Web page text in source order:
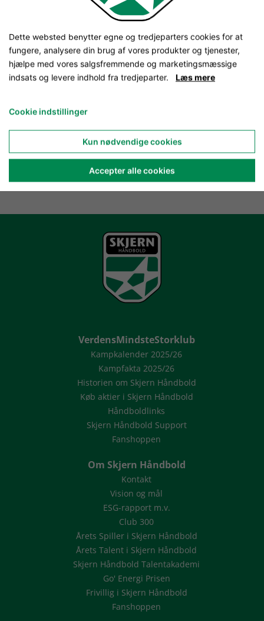
VerdensMindsteStorklub
Kampkalender 2025/26
Kampfakta 2025/26
Historien om Skjern Håndbold
Køb aktier i Skjern Håndbold
Håndboldlinks
Skjern Håndbold Support
Fanshoppen
Om Skjern Håndbold
Kontakt
Vision og mål
ESG-rapport m.v.
Club 300
Årets Spiller i Skjern Håndbold
Årets Talent i Skjern Håndbold
Skjern Håndbold Talentakademi
Go' Energi Prisen
Frivillig i Skjern Håndbold
Fanshoppen
Dette websted benytter egne og tredjeparters cookies for at
fungere, analysere din brug af vores produkter og tjenester,
hjælpe med vores salgsfremmende og marketingsmæssige
indsats og levere indhold fra tredjeparter. Læs mere
Cookie indstillinger
Kun nødvendige cookies
Accepter alle cookies